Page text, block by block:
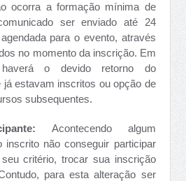
ocorra a formação mínima de
ser enviado até 24
para o evento, através
no momento da inscrição. Em
haverá o devido retorno do
já estavam inscritos ou opção de
subsequentes.
Acontecendo algum
inscrito não conseguir participar
critério, trocar sua inscrição
para esta alteração ser